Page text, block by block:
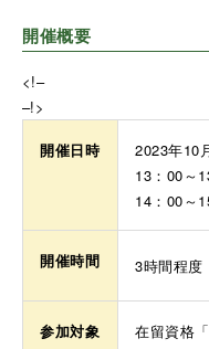
開催概要
<!–
–!>
開催日時
2023年10
13：00～
14：00～
開催時間 3時間程度
参加対象
在留資格